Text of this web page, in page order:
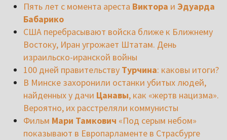
Пять лет с момента ареста Виктора и Эдуарда
Бабарико
США перебрасывают войска ближе к Ближнему
Востоку, Иран угрожает Штатам. День
израильско-иранской войны
100 дней правительству Турчина: каковы итоги?
В Минске захоронили останки убитых людей,
найденных у дачи Цанавы, как «жертв нацизма».
Вероятно, их расстреляли коммунисты
Фильм Мари Тамкович «Под серым небом»
показывают в Европарламенте в Страсбурге